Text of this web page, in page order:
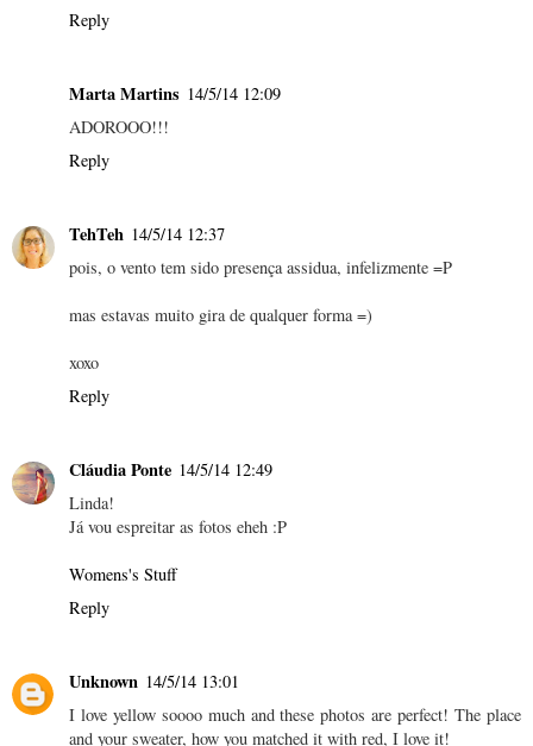
Reply
Marta Martins 14/5/14 12:09
ADOROOO!!!
Reply
TehTeh 14/5/14 12:37
pois, o vento tem sido presença assidua, infelizmente =P
mas estavas muito gira de qualquer forma =)
xoxo
Reply
Cláudia Ponte 14/5/14 12:49
Linda!
Já vou espreitar as fotos eheh :P
Womens's Stuff
Reply
Unknown 14/5/14 13:01
I love yellow soooo much and these photos are perfect! The place
and your sweater, how you matched it with red, I love it!